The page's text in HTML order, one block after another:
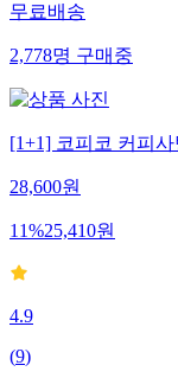
무료배송
2,778명 구매중
[1+1] 코피코 커피사
28,600원
11%25,410원
4.9
(9)